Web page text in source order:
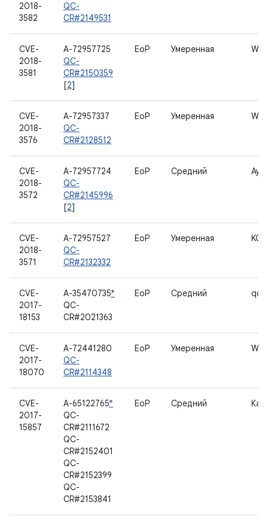
2018-
3582
QC-
CR#2149531
CVE-
2018-
3581
A-72957725
QC-
CR#2150359
[2]
EoP Умеренная
CVE-
2018-
3576
A-72957337
QC-
CR#2128512
EoP Умеренная
CVE-
2018-
3572
A-72957724
QC-
CR#2145996
[2]
EoP Средний
CVE-
2018-
3571
A-72957527
QC-
CR#2132332
EoP Умеренная
CVE-
2017-
18153
A-35470735*
QC-
CR#2021363
EoP Средний
CVE-
2017-
18070
A-72441280
QC-
CR#2114348
EoP Умеренная
CVE-
2017-
15857
A-65122765*
QC-
CR#2111672
QC-
CR#2152401
QC-
CR#2152399
QC-
CR#2153841
EoP Средний